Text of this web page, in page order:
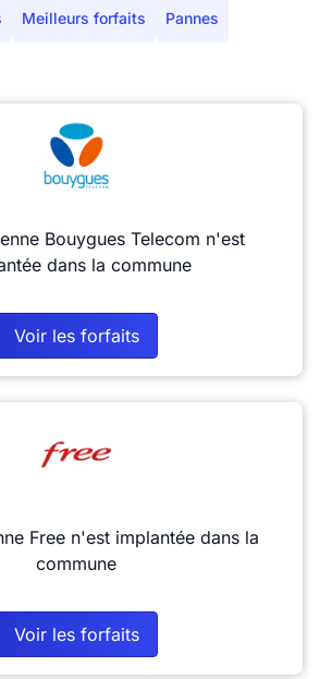
Meilleurs forfaits Pannes
Bouygues Telecom n'est
dans la commune
Voir les forfaits
Free n'est implantée dans la
commune
Voir les forfaits